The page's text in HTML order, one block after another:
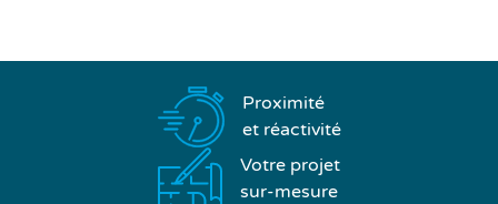
Proximité
et réactivité
Votre projet
sur-mesure